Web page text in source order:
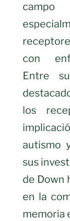
con
Entre
los
autismo
sus
de Down
en la
memoria